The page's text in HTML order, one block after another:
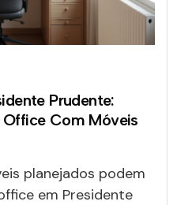
Prudente:
Office Com Móveis
planejados podem
em Presidente